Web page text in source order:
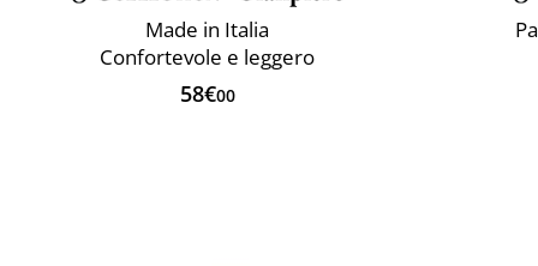
Made in Italia
Confortevole e leggero
58€00